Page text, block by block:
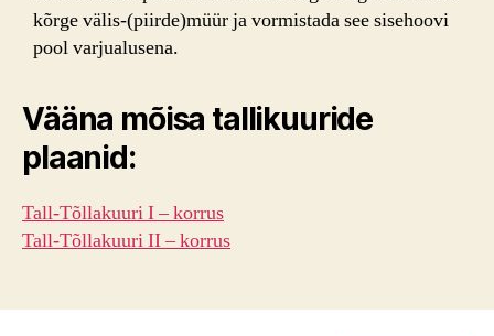
kõrge välis-(piirde)müür ja vormistada see sisehoovi
pool varjualusena.
Vääna mõisa tallikuuride
plaanid:
Tall-Tõllakuuri I – korrus
Tall-Tõllakuuri II – korrus